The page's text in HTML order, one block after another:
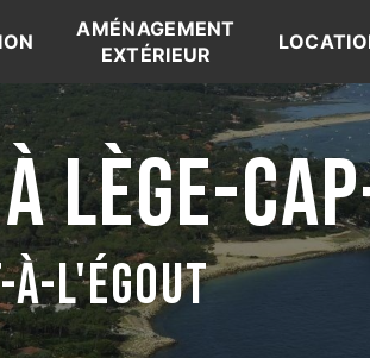
AMÉNAGEMENT
EXTÉRIEUR
LÈGE-
À-L'ÉGOUT